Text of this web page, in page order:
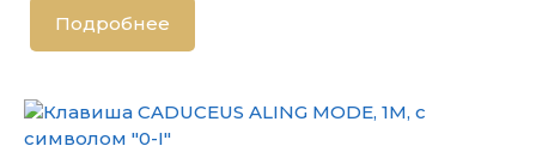
Подробнее